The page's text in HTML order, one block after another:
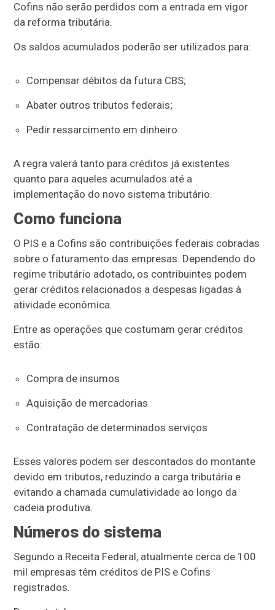
Cofins não serão perdidos com a entrada em vigor
da reforma tributária.
Os saldos acumulados poderão ser utilizados para:
Compensar débitos da futura CBS;
Abater outros tributos federais;
Pedir ressarcimento em dinheiro.
A regra valerá tanto para créditos já existentes
quanto para aqueles acumulados até a
implementação do novo sistema tributário.
Como funciona
O PIS e a Cofins são contribuições federais cobradas
sobre o faturamento das empresas. Dependendo do
regime tributário adotado, os contribuintes podem
gerar créditos relacionados a despesas ligadas à
atividade econômica.
Entre as operações que costumam gerar créditos
estão:
Compra de insumos
Aquisição de mercadorias
Contratação de determinados serviços
Esses valores podem ser descontados do montante
devido em tributos, reduzindo a carga tributária e
evitando a chamada cumulatividade ao longo da
cadeia produtiva.
Números do sistema
Segundo a Receita Federal, atualmente cerca de 100
mil empresas têm créditos de PIS e Cofins
registrados.